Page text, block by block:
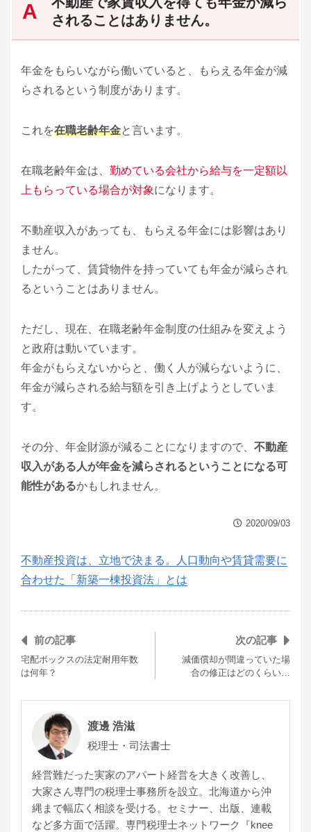
されることはありません。
年金をもらいながら働いていると、もらえる年金が減
らされるという制度があります。
これを在職老齢年金と言います。
在職老齢年金は、 勤めている会社から給与を一定額以
上もらっている場合が対象になります。
不動産収入があっても、もらえる年金には影響はあり
ません。
したがって、賃貸物件を持っていても年金が減らされ
るということはありません。
ただし、現在、在職老齢年金制度の仕組みを変えよう
と政府は動いています。
年金がもらえないからと、働く人が減らないように、
年金が減らされる給与額を引き上げようとしていま
す。
その分、年金財源が減ることになりますので、 不動産
収入がある人が年金を減らされるということになる可
能性があるかもしれません。
2020/09/03
不動産投資は、立地で決まる。人口動向や賃貸需要に
合わせた「新築一棟投資法」とは
前の記事
宅配ボックスの法定耐用年数
は何年？
次の記事
減価償却が間違っていた場
合の修正はどのくらい…
渡邊 浩滋
税理士・司法書士
経営難だった実家のアパート経営を大きく改善し、
大家さん専門の税理士事務所を設立。北海道から沖
縄まで幅広く相談を受ける。セミナー、出版、連載
など多方面で活躍。専門税理士ネットワーク『knee